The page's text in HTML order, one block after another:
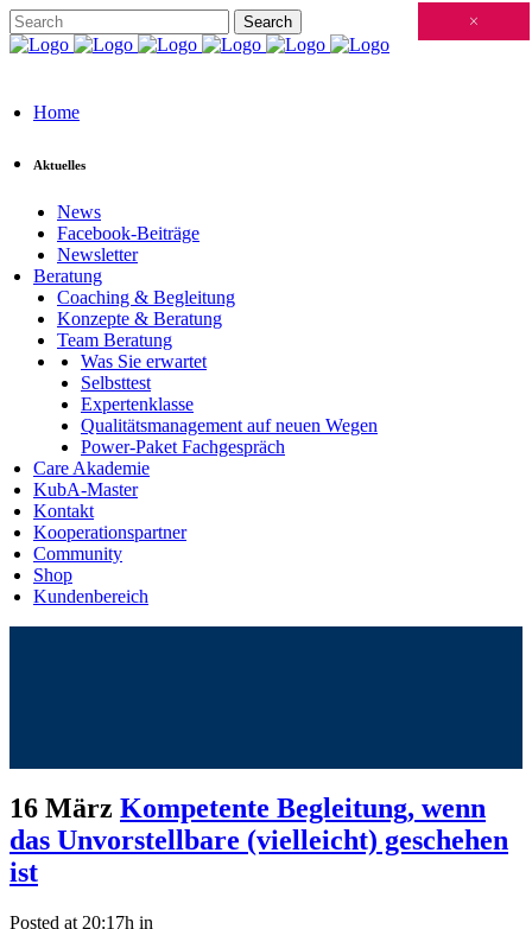
Home
Aktuelles
News
Facebook-Beiträge
Newsletter
Beratung
Coaching & Begleitung
Konzepte & Beratung
Team Beratung
Was Sie erwartet
Selbsttest
Expertenklasse
Qualitätsmanagement auf neuen Wegen
Power-Paket Fachgespräch
Care Akademie
KubA-Master
Kontakt
Kooperationspartner
Community
Shop
Kundenbereich
16 März Kompetente Begleitung, wenn
das Unvorstellbare (vielleicht) geschehen
ist
Posted at 20:17h in
Schließen
×
×
×
×
×
×
×
×
×
×
×
×
×
×
×
×
×
×
×
×
×
×
×
×
×
×
×
×
×
×
×
×
×
×
×
×
×
×
×
×
×
×
×
×
×
×
×
×
×
×
×
×
×
×
×
×
×
×
×
×
×
×
×
×
×
×
×
×
×
×
×
×
×
×
×
×